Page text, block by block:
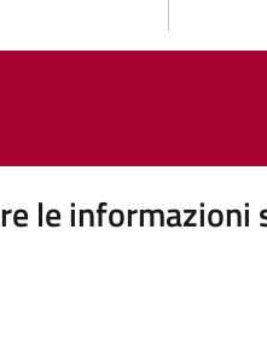
le informazioni